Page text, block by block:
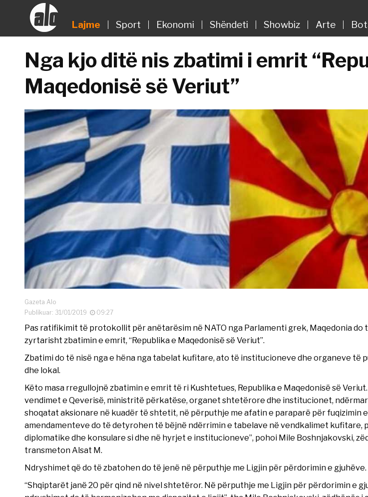
Lajme Sport Ekonomi Shëndeti Showbiz Arte
Nga kjo ditë nis zbatimi i emrit
Maqedonisë së Veriut”
Gazeta Alo
Publikuar: 31/01/2019
09:27
Pas ratifikimit të protokollit për anëtarësim në NATO nga Parlamenti grek, Maqedonia do
zyrtarisht zbatimin e emrit, “Republika e Maqedonisë së Veriut”.
Zbatimi do të nisë nga e hëna nga tabelat kufitare, ato të institucioneve dhe organeve të
dhe lokal.
Këto masa rregullojnë zbatimin e emrit të ri Kushtetues, Republika e Maqedonisë së
vendimet e Qeverisë, ministritë përkatëse, organet shtetërore dhe institucionet,
shoqatat aksionare në kuadër të shtetit, në përputhje me afatin e paraparë për fuqizimin e
amendamenteve do të detyrohen të bëjnë ndërrimin e tabelave në vendkalimet kufitare,
diplomatike dhe konsulare si dhe në hyrjet e institucioneve”, pohoi Mile Boshnjakovski,
transmeton Alsat M.
Ndryshimet që do të zbatohen do të jenë në përputhje me Ligjin për përdorimin e gjuhëve.
“Shqiptarët janë 20 për qind në nivel shtetëror. Në përputhje me Ligjin për përdorimin e